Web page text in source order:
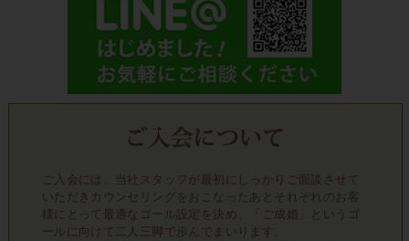
ご入会には、当社スタッフが最初にしっかりご面談させて
いただきカウンセリングをおこなったあとそれぞれのお客
様にとって最適なゴール設定を決め、「ご成婚」というゴ
ールに向けて二人三脚で歩んでまいります。